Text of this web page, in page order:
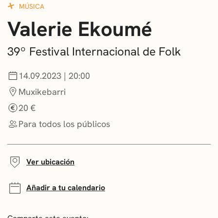
NOTICIAS
GETXO KULTURA
ASOCIACIONES CULTURALES
MÚSICA
Valerie Ekoumé
39º Festival Internacional de Folk
14.09.2023 | 20:00
Muxikebarri
20 €
Para todos los públicos
Ver ubicación
Añadir a tu calendario